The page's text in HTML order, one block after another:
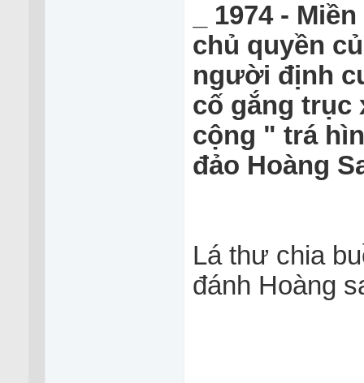
_ 1974 -
chủ quyền
người định
cố gắng trục
cộng " trá
đảo Hoàng
Lá thư chia
đánh Hoàng